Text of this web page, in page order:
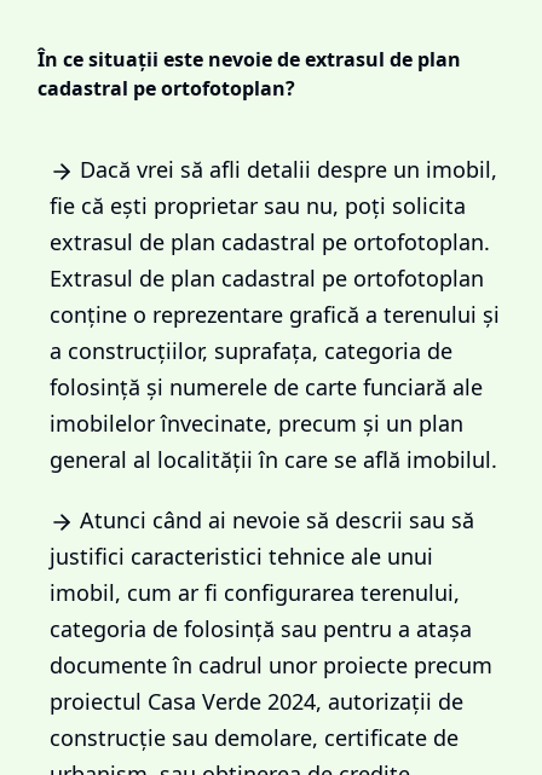
În ce situații este nevoie de extrasul de plan
cadastral pe ortofotoplan?
Dacă vrei să afli detalii despre un imobil,
fie că ești proprietar sau nu, poți solicita
extrasul de plan cadastral pe ortofotoplan.
Extrasul de plan cadastral pe ortofotoplan
conține o reprezentare grafică a terenului și
a construcțiilor, suprafața, categoria de
folosință și numerele de carte funciară ale
imobilelor învecinate, precum și un plan
general al localității în care se află imobilul.
Atunci când ai nevoie să descrii sau să
justifici caracteristici tehnice ale unui
imobil, cum ar fi configurarea terenului,
categoria de folosință sau pentru a atașa
documente în cadrul unor proiecte precum
proiectul Casa Verde 2024, autorizații de
construcție sau demolare, certificate de